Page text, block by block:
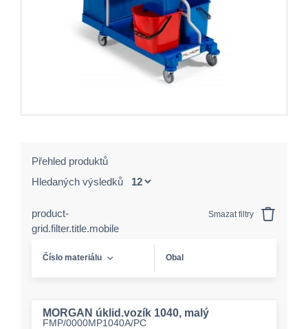
Přehled produktů
Hledaných výsledků
product-
grid.filter.title.mobile
Smazat filtry
Číslo materiálu Obal
MORGAN úklid.vozík 1040, malý
FMP/0000MP1040A/PC